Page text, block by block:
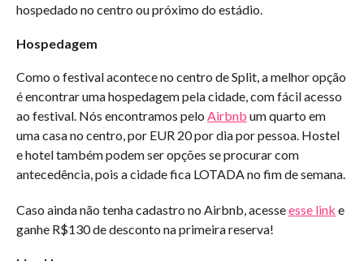
hospedado no centro ou próximo do estádio.
Hospedagem
Como o festival acontece no centro de Split, a melhor opção
é encontrar uma hospedagem pela cidade, com fácil acesso
ao festival. Nós encontramos pelo Airbnb um quarto em
uma casa no centro, por EUR 20 por dia por pessoa. Hostel
e hotel também podem ser opções se procurar com
antecedência, pois a cidade fica LOTADA no fim de semana.
Caso ainda não tenha cadastro no Airbnb, acesseesse link e
ganhe R$130 de desconto na primeira reserva!